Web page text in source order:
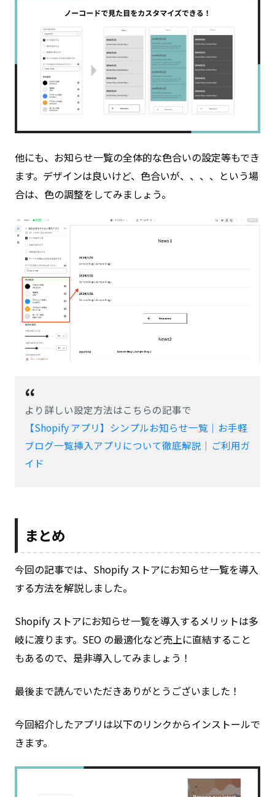
他にも、お知らせ一覧の全体的な色合いの設定等もでき
ます。デザインは良いけど、色合いが、、、、という場
合は、色の調整をしてみましょう。
より詳しい設定方法はこちらの記事で
【Shopify アプリ】シンプルお知らせ一覧｜お手軽
ブログ一覧挿入アプリについて徹底解説｜ご利用ガ
イド
まとめ
今回の記事では、Shopify ストアにお知らせ一覧を導入
する方法を解説しました。
Shopify ストアにお知らせ一覧を導入するメリットは多
岐に渡ります。SEO の最適化など売上に直結すること
もあるので、是非導入してみましょう！
最後まで読んでいただきありがとうございました！
今回紹介したアプリは以下のリンクからインストールで
きます。